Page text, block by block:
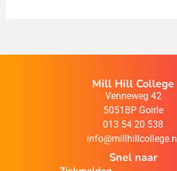
Mill Hill College
Venneweg 42
5051BP Goirle
013 54 20 538
info@millhillcollege.nl
Snel naar